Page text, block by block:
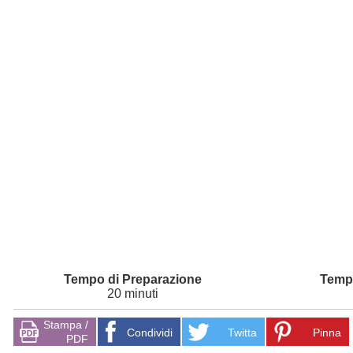
20 minuti
Stampa /
PDF
Condividi Twitta Pinna